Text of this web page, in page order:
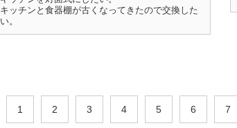
キッチンと食器棚が古くなってきたので交換した
い。
1 2 3 4 5 6 7